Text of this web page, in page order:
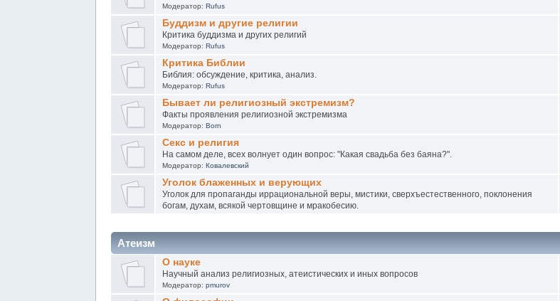
Модератор:Rufus
Буддизм и другие религии
Критика буддизма и других религий
Модератор:Rufus
Критика Библии
Библия: обсуждение, критика, анализ.
Модератор:Rufus
Бывает ли религиозный экстремизм?
Факты проявления религиозной экстремизма
Модератор:Born
Секс и религия
На самом деле, всех волнует один вопрос: "Какая свадьба без баяна?".
Модератор:Ковалевский
Уголок блаженных и верующих
Уголок для пропаганды иррациональной веры, мистики, сверхъестественного, поклонения
богам, духам, всякой чертовщине и мракобесию.
Атеизм
О науке
Научный анализ религиозных, атеистических и иных вопросов
Модератор:pmurov